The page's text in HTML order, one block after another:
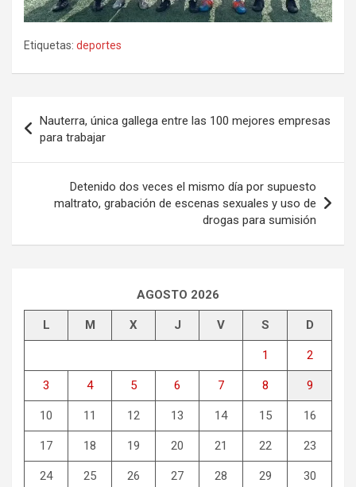
Etiquetas: deportes
de
entradas
Nauterra, única gallega entre las 100 mejores empresas
para trabajar
Detenido dos veces el mismo día por supuesto
maltrato, grabación de escenas sexuales y uso de
drogas para sumisión
AGOSTO 2026
L M X J V S D
1 2
3 4 5 6 7 8 9
10 11 12 13 14 15 16
17 18 19 20 21 22 23
24 25 26 27 28 29 30